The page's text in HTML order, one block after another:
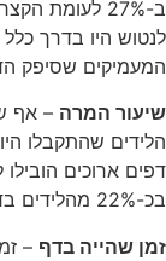
לנטוש היו בדרך
המעמיקים שסיפק
שיעור המרה
דפים ארוכים
בכ-22% מהלידים בדף קצר.
זמן שהייה בדף –